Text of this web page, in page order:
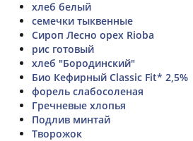
хлеб белый
семечки тыквенные
Сироп Лесно орех Rioba
рис готовый
хлеб "Бородинский"
Био Кефирный Classic Fit* 2,5%
форель слабосоленая
Гречневые хлопья
Подлив минтай
Творожок